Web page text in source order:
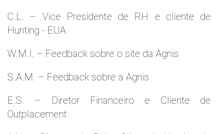
C.L. – Vice Presidente de RH e cliente de
Hunting - EUA
W.M.l. – Feedback sobre o site da Agnis
S.A.M. – Feedback sobre a Agnis
E.S. – Diretor Financeiro e Cliente de
Outplacement